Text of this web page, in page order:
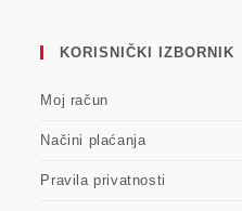
KORISNIČKI IZBORNIK
Moj račun
Načini plaćanja
Pravila privatnosti